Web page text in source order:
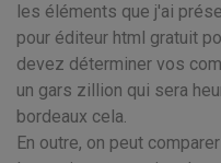
les éléments que j'ai
pour éditeur html gratuit
devez déterminer vos
un gars zillion qui sera
bordeaux cela.
En outre, on peut